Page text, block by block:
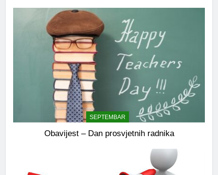
SEPTEMBAR
Obavijest – Dan prosvjetnih radnika